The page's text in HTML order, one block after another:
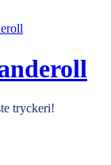
tryckeri!